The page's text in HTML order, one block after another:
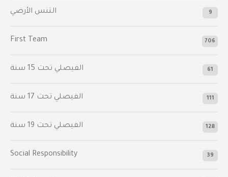
التنس الأرضي 9
First Team 706
الفيصلي‬⁩ تحت 15 سنة 61
‫الفيصلي‬⁩ تحت 17 سنة 111
الفيصلي‬⁩ تحت 19 سنة 128
Social Responsibility 39